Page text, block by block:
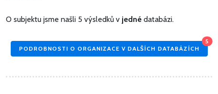
O subjektu jsme našli 5 výsledků v jedné databázi.
PODROBNOSTI O ORGANIZACE V DALŠÍCH DATABÁZÍCH
5